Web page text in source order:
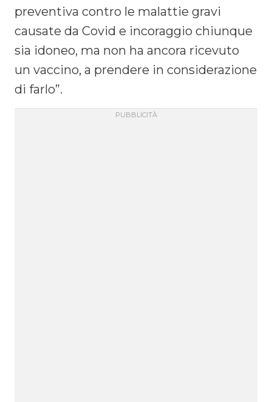
preventiva contro le malattie gravi
causate da Covid e incoraggio chiunque
sia idoneo, ma non ha ancora ricevuto
un vaccino, a prendere in considerazione
di farlo”.